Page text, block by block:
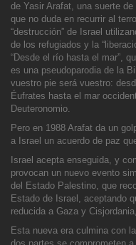
de Yasir Arafat, una suerte
que no duda en recurrir al
“destrucción” de Israel
de los refugiados y la
“Desde el río hasta el mar”,
es una pseudoparodia de la
vuestro pie será vuestro:
Éufrates hasta el mar
Deuteronomio.
Pero en 1988 Arafat da un
a Israel un acuerdo de paz
Israel acepta enseguida, y
provocan un nuevo evento
del Estado Palestino, que
Estado de Israel, aceptando
reducida a Gaza y
Esta nueva era culmina con